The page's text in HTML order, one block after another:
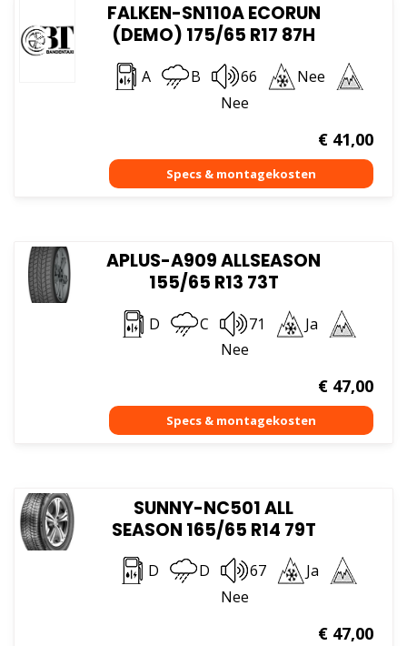
FALKEN-SN110A ECORUN
(DEMO) 175/65 R17 87H
A B 66
Nee
Nee
€41,00
APLUS-A909 ALLSEASON
155/65 R13 73T
D C 71
Ja
Nee
€47,00
SUNNY-NC501 ALL
SEASON 165/65 R14 79T
D D 67
Ja
Nee
€47,00